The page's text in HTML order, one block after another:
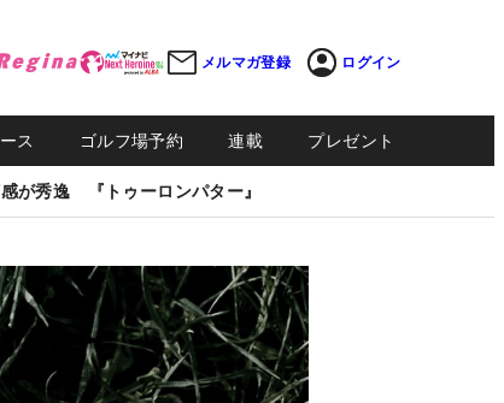
メルマガ登録 ログイン
ス ゴルフ場予約 連載 プレゼント
が秀逸 『トゥーロンパター』